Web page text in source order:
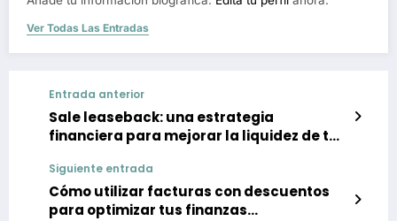
Ver Todas Las Entradas
Entrada anterior
Sale leaseback: una estrategia
financiera para mejorar la liquidez de tu
Siguiente entrada
Cómo utilizar facturas con descuentos
para optimizar tus finanzas